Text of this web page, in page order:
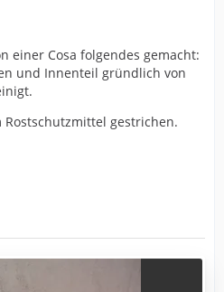
einer Cosa folgendes gemacht:
und Innenteil gründlich von
gestrichen.